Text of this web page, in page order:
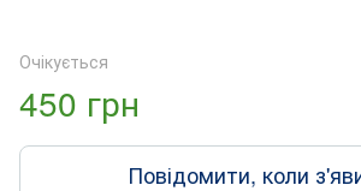
Очікується
450 грн
Повідомити, коли